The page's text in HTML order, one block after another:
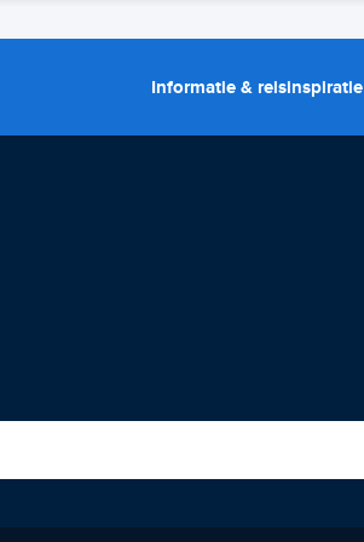
Informatie & reisinspiratie